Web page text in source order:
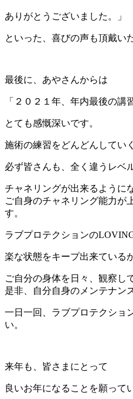
ありがとうございました。」
といった、喜びの声も頂戴い
最後に、あやさんからは
「２０２１年、年内最後の講
とても感慨深いです。
施術の練習をどんどんしてい
必ず皆さんも、全く違うレベ
チャネリングが出来るように
ご自身のチャネリング能力が
す。
ラブプロテクションの
楽な状態をキープ出来ている
ご自分の身体を日々、観察し
是非、自分自身のメンテナン
一日一回、ラブプロテクショ
い。
来年も、皆さまにとって
良いお年になることを願って